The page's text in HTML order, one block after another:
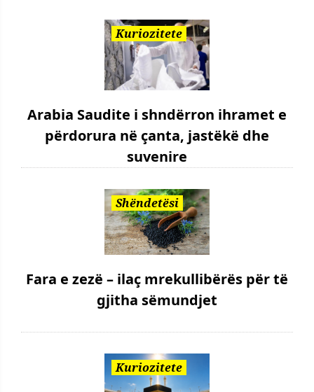
Kuriozitete
Arabia Saudite i shndërron ihramet e
përdorura në çanta, jastëkë dhe
suvenire
Shëndetësi
Fara e zezë – ilaç mrekullibërës për të
gjitha sëmundjet
Kuriozitete